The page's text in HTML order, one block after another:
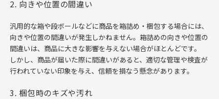
2. 向きや位置の間違い
汎用的な箱や段ボールなどに商品を箱詰め・梱包する場合には、
向きや位置の間違いが発生しかねません。箱詰めの向きや位置の
間違いは、商品に大きな影響を与えない場合がほとんどです。
しかし、商品が届いた際に間違いがあると、適切な管理や検査が
行われていない印象を与え、信頼を損なう懸念があります。
3. 梱包時のキズや汚れ